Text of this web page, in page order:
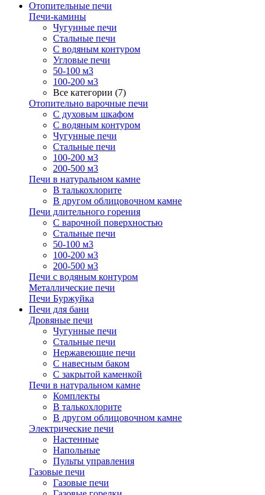
Отопительные печи
Печи-камины
Чугунные печи
Стальные печи
С водяным контуром
Угловые печи
50-100 м3
100-200 м3
Все категории (7)
Отопительно варочные печи
С духовым шкафом
С водяным контуром
Чугунные печи
Стальные печи
100-200 м3
200-500 м3
Печи в натуральном камне
В талькохлорите
В другом облицовочном камне
Печи длительного горения
С варочной поверхностью
Стальные печи
50-100 м3
100-200 м3
200-500 м3
Печи с водяным контуром
Металлические печи
Печи Буржуйка
Печи для бани
Дровяные печи
Чугунные печи
Стальные печи
Нержавеющие печи
С навесным баком
С закрытой каменкой
Печи в натуральном камне
Комплекты
В талькохлорите
В другом облицовочном камне
Электрические печи
Настенные
Напольные
Пульты управления
Газовые печи
Газовые печи